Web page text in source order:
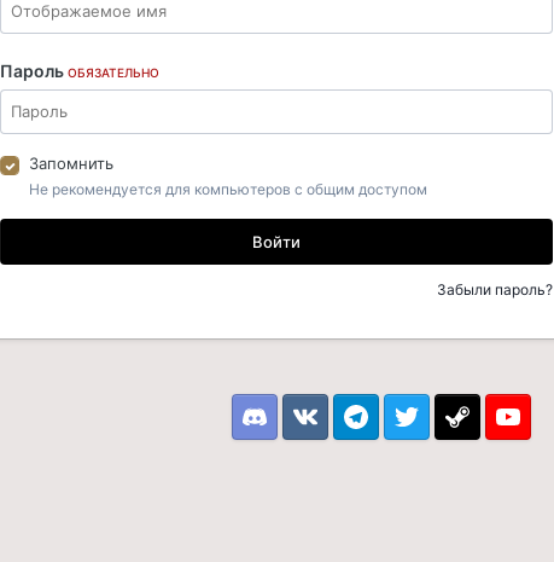
Пароль ОБЯЗАТЕЛЬНО
Запомнить
Не рекомендуется для компьютеров с общим доступом
Войти
Забыли пароль?
DiscordVK TelegramTwitter Steam Youtube